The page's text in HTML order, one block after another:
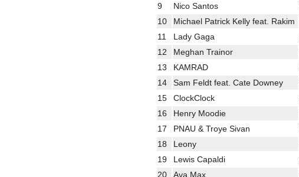
9
Nico Santos
10
Michael Patrick Kelly feat. Rakim
11
Lady Gaga
12
Meghan Trainor
13
KAMRAD
14
Sam Feldt feat. Cate Downey
15
ClockClock
16
Henry Moodie
17
PNAU & Troye Sivan
18
Leony
19
Lewis Capaldi
20
Ava Max